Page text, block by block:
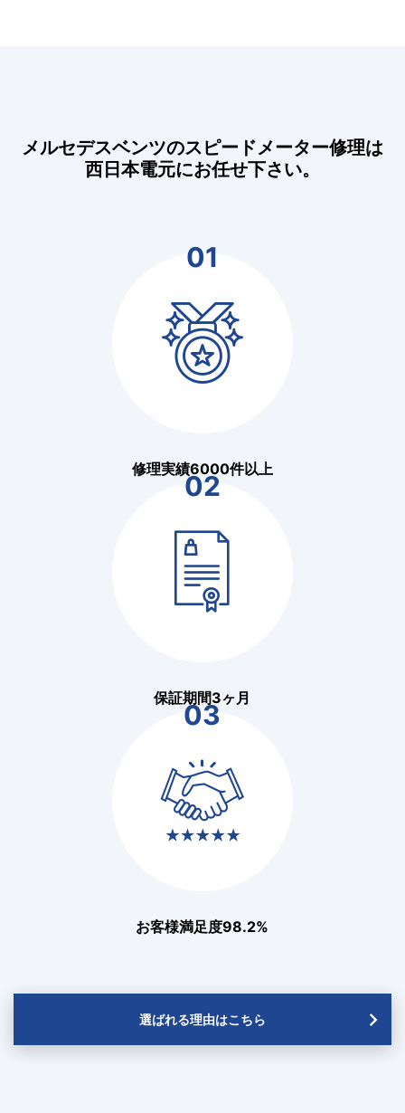
メルセデスベンツのスピードメーター修理は
西日本電元にお任せ下さい。
01
修理実績6000件以上
02
保証期間3ヶ月
03
お客様満足度98.2%
選ばれる理由はこちら